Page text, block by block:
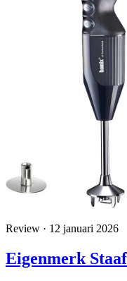
Review · 12 januari 2026
Eigenmerk